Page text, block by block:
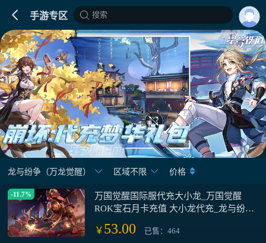
手游专区 搜索
龙与纷争（万龙觉醒） 区域不限 价格
-11.7%
万国觉醒国际服代充大小龙_万国觉醒
ROK宝石月卡充值 大小龙代充_龙与纷争
龙
￥ 53.00 已售：464